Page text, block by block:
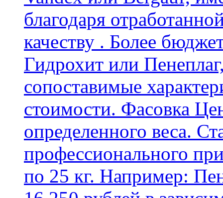
благодаря
качеству . Более
Гидрохит или
сопоставимые
стоимости. Фасовка
определенного веса.
профессионального
по 25 кг. Например: